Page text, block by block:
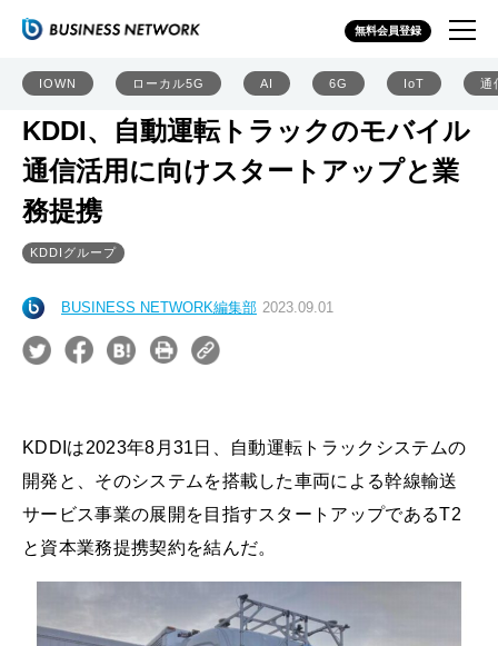
無料会員登録
IOWN ローカル5G AI 6G IoT 通
KDDI、自動運転トラックのモバイル
通信活用に向けスタートアップと業
務提携
KDDIグループ
BUSINESS NETWORK編集部 2023.09.01
KDDIは2023年8月31日、自動運転トラックシステムの
開発と、そのシステムを搭載した車両による幹線輸送
サービス事業の展開を目指すスタートアップであるT2
と資本業務提携契約を結んだ。